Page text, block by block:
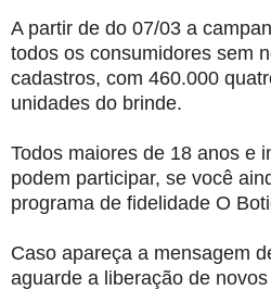
A partir de do 07/03 a
todos os consumidores sem
cadastros, com 460.000
unidades do brinde.
Todos maiores de 18 anos e
podem participar, se você
programa de fidelidade O
Caso apareça a mensagem
aguarde a liberação de